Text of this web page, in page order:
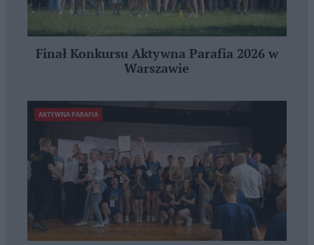
Finał Konkursu Aktywna Parafia 2026 w
Warszawie
AKTYWNA PARAFIA